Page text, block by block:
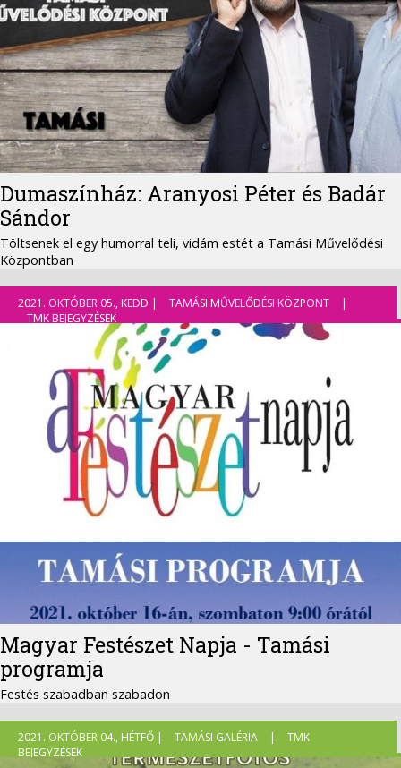
Dumaszínház: Aranyosi Péter és Badár
Sándor
Töltsenek el egy humorral teli, vidám estét a Tamási Művelődési
Központban
2021. OKTÓBER 05., KEDD | TAMÁSI MŰVELŐDÉSI KÖZPONT
|
TMK BEJEGYZÉSEK
Magyar Festészet Napja - Tamási
programja
Festés szabadban szabadon
2021. OKTÓBER 04., HÉTFŐ | TAMÁSI GALÉRIA |
TMK
BEJEGYZÉSEK